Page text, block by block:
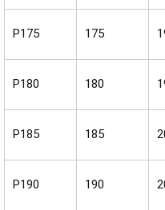
P175 175
P180 180
P185 185
P190 190